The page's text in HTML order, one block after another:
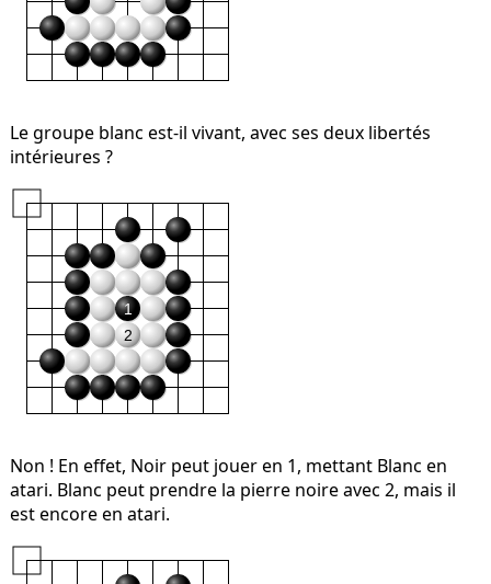
Le groupe blanc est-il vivant, avec ses deux libertés
intérieures ?
1
2
Non ! En effet, Noir peut jouer en 1, mettant Blanc en
atari. Blanc peut prendre la pierre noire avec 2, mais il
est encore en atari.